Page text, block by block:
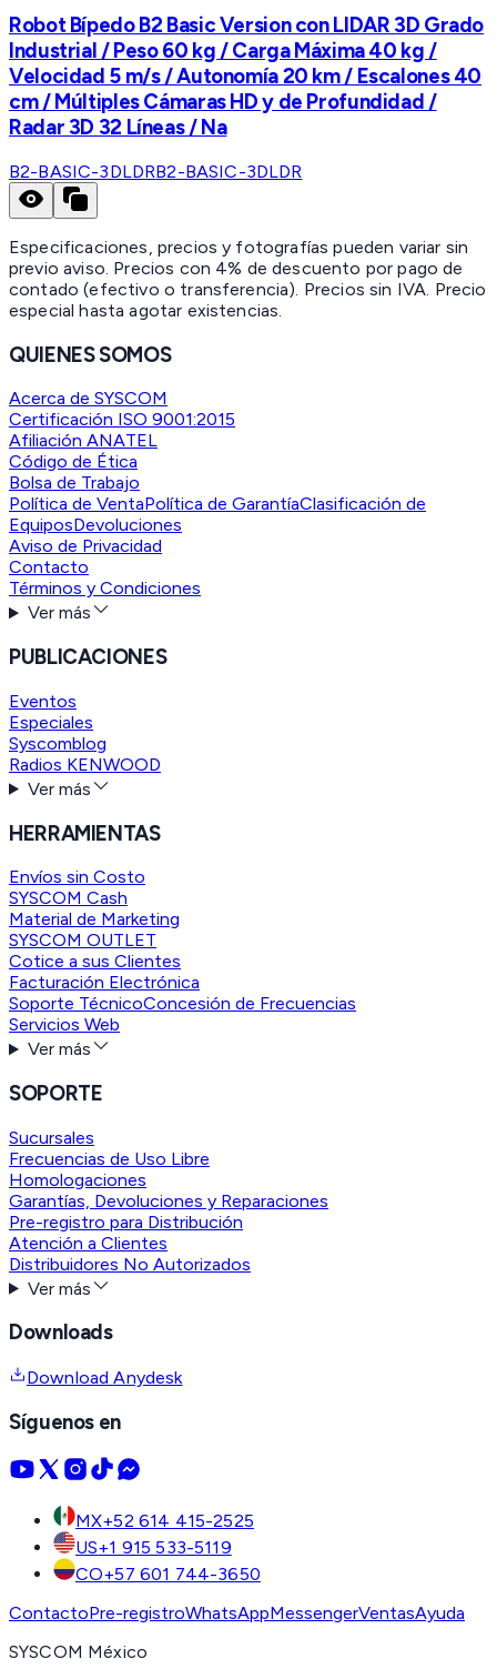
Robot Bípedo B2 Basic Version con LIDAR 3D Grado
Industrial / Peso 60 kg / Carga Máxima 40 kg /
Velocidad 5 m/s / Autonomía 20 km / Escalones 40
cm / Múltiples Cámaras HD y de Profundidad /
Radar 3D 32 Líneas / Na
B2-BASIC-3DLDRB2-BASIC-3DLDR
Especificaciones, precios y fotografías pueden variar sin
previo aviso. Precios con 4% de descuento por pago de
contado (efectivo o transferencia). Precios sin IVA. Precio
especial hasta agotar existencias.
QUIENES SOMOS
Acerca de SYSCOM
Certificación ISO 9001:2015
Afiliación ANATEL
Código de Ética
Bolsa de Trabajo
Política de VentaPolítica de GarantíaClasificación de
EquiposDevoluciones
Aviso de Privacidad
Contacto
Términos y Condiciones
Ver más
PUBLICACIONES
Eventos
Especiales
Syscomblog
Radios KENWOOD
Ver más
HERRAMIENTAS
Envíos sin Costo
SYSCOM Cash
Material de Marketing
SYSCOM OUTLET
Cotice a sus Clientes
Facturación Electrónica
Soporte TécnicoConcesión de Frecuencias
Servicios Web
Ver más
SOPORTE
Sucursales
Frecuencias de Uso Libre
Homologaciones
Garantías, Devoluciones y Reparaciones
Pre-registro para Distribución
Atención a Clientes
Distribuidores No Autorizados
Ver más
Downloads
Download Anydesk
Síguenos en
MX+52 614 415-2525
US+1 915 533-5119
CO+57 601 744-3650
ContactoPre-registroWhatsAppMessengerVentasAyuda
SYSCOM México